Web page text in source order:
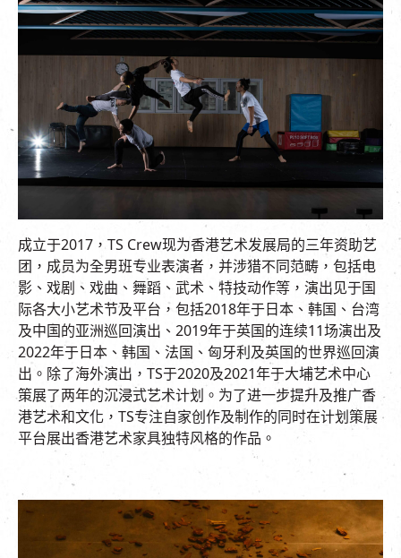
成立于2017 ， TS Crew现为香港艺术发展局的三年资助艺
团，成员为全男班专业表演者，并涉猎不同范畴，包括电
影、戏剧、戏曲、舞蹈、武术、特技动作等，演出见于国
际各大小艺术节及平台，包括2018年于日本、韩国、台湾
及中国的亚洲巡回演出、 2019年于英国的连续11场演出及
2022年于日本、韩国、法国、匈牙利及英国的世界巡回演
出。除了海外演出， TS于2020及2021年于大埔艺术中心
策展了两年的沉浸式艺术计划。为了进一步提升及推广香
港艺术和文化， TS专注自家创作及制作的同时在计划策展
平台展出香港艺术家具独特风格的作品。